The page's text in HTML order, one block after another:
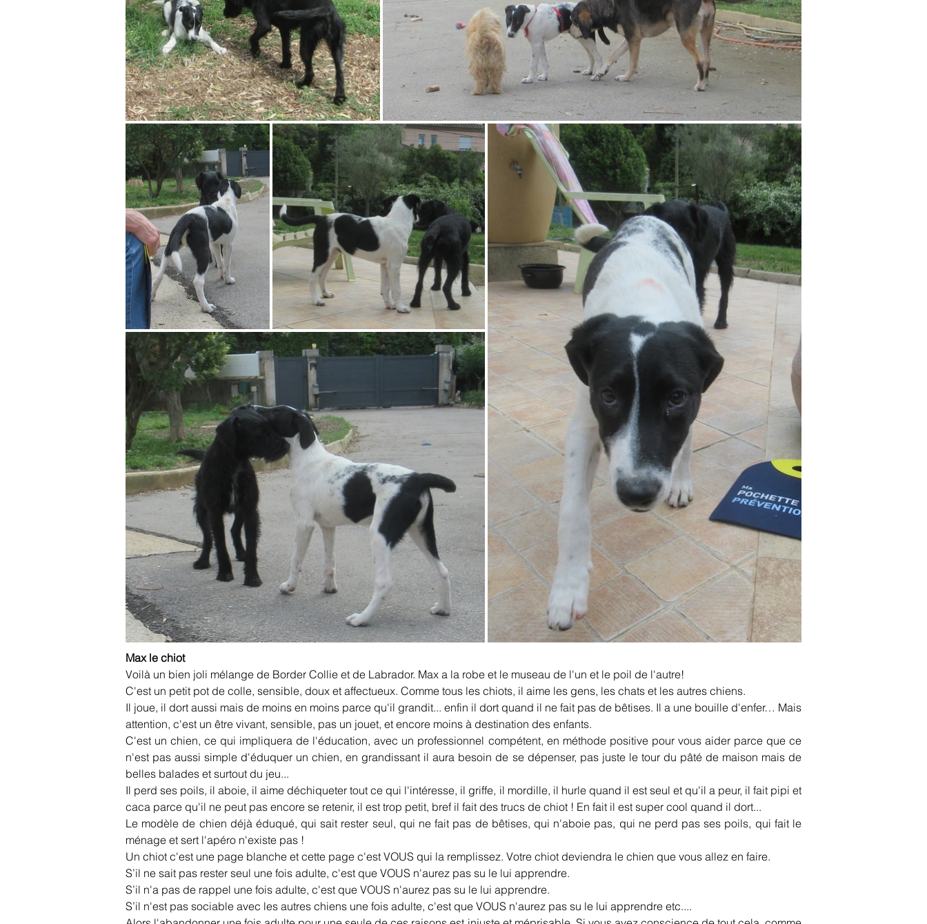
Max le chiot
Voilà un bien joli mélange de Border Collie et de Labrador. Max a la robe et le museau de l'un et le poil de l'autre!
C'est un petit pot de colle, sensible, doux et affectueux. Comme tous les chiots, il aime les gens, les chats et les autres chiens.
Il joue, il dort aussi mais de moins en moins parce qu'il grandit... enfin il dort quand il ne fait pas de bêtises. Il a une bouille d'enfer… Mais
attention, c'est un être vivant, sensible, pas un jouet, et encore moins à destination des enfants.
C'est un chien, ce qui impliquera de l'éducation, avec un professionnel compétent, en méthode positive pour vous aider parce que ce
n'est pas aussi simple d'éduquer un chien, en grandissant il aura besoin de se dépenser, pas juste le tour du pâté de maison mais de
belles balades et surtout du jeu...
Il perd ses poils, il aboie, il aime déchiqueter tout ce qui l'intéresse, il griffe, il mordille, il hurle quand il est seul et qu'il a peur, il fait pipi et
caca parce qu'il ne peut pas encore se retenir, il est trop petit, bref il fait des trucs de chiot ! En fait il est super cool quand il dort...
Le modèle de chien déjà éduqué, qui sait rester seul, qui ne fait pas de bêtises, qui n'aboie pas, qui ne perd pas ses poils, qui fait le
ménage et sert l'apéro n'existe pas !
Un chiot c'est une page blanche et cette page c'est VOUS qui la remplissez. Votre chiot deviendra le chien que vous allez en faire.
S’il ne sait pas rester seul une fois adulte, c'est que VOUS n'aurez pas su le lui apprendre.
S’il n'a pas de rappel une fois adulte, c'est que VOUS n'aurez pas su le lui apprendre.
S’il n'est pas sociable avec les autres chiens une fois adulte, c'est que VOUS n'aurez pas su le lui apprendre etc....